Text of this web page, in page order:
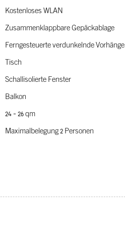
Kostenloses WLAN
Zusammenklappbare Gepäckablage
Ferngesteuerte verdunkelnde Vorhänge
Tisch
Schallisolierte Fenster
Balkon
24 - 26 qm
Maximalbelegung 2 Personen